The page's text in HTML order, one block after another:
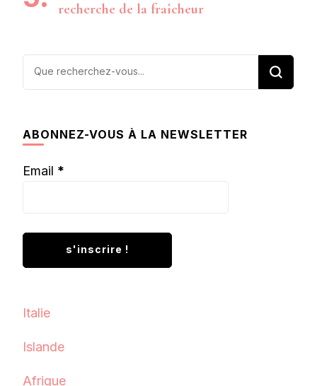
recherche de la fraîcheur
Vous
recherchiez
ABONNEZ-VOUS À LA NEWSLETTER
Email *
Italie
Islande
Afrique